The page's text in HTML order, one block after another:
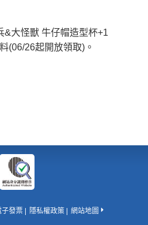
&大怪獸 牛仔帽造型杯+1
(06/26起開放領取)。
會員Q&A
子發票 隱私權政策 網站地圖